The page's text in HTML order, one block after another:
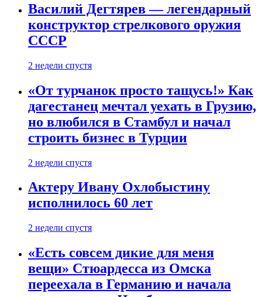
Василий Дегтярев — легендарный
конструктор стрелкового оружия
СССР
2 недели спустя
«От турчанок просто тащусь!» Как
дагестанец мечтал уехать в Грузию,
но влюбился в Стамбул и начал
строить бизнес в Турции
2 недели спустя
Актеру Ивану Охлобыстину
исполнилось 60 лет
2 недели спустя
«Есть совсем дикие для меня
вещи» Стюардесса из Омска
переехала в Германию и начала